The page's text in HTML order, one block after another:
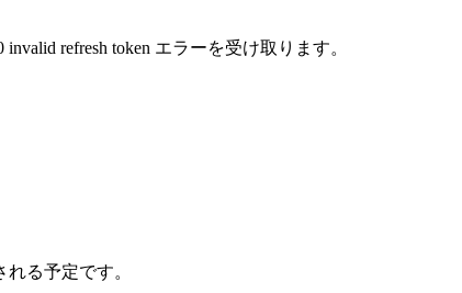
invalid refresh token エラーを受け取ります。
る予定です。